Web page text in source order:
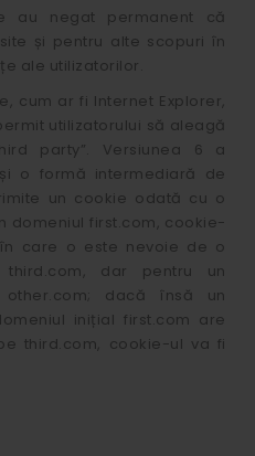
au negat permanent că
și pentru alte scopuri în
ale utilizatorilor.
cum ar fi Internet Explorer,
utilizatorului să aleagă
party”. Versiunea 6 a
o formă intermediară de
un cookie odată cu o
domeniul first.com, cookie-
care o este nevoie de o
dar pentru un
dacă însă un
inițial first.com are
third.com, cookie-ul va fi